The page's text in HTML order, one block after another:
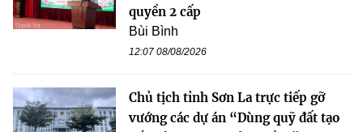
quyền 2 cấp
Bùi Bình
12:07 08/08/2026
Chủ tịch tỉnh Sơn La trực tiếp gỡ
vướng các dự án “Dùng quỹ đất tạo